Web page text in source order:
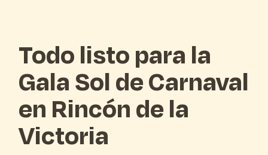
Todo listo para la
Gala Sol de Carnaval
en Rincón de la
Victoria